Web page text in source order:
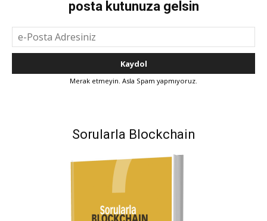
posta kutunuza gelsin
Merak etmeyin. Asla Spam yapmıyoruz.
Sorularla Blockchain